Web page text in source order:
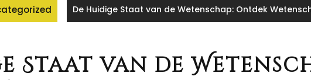
De Huidige Staat van de Wetenschap: Ontdek
Staat van de